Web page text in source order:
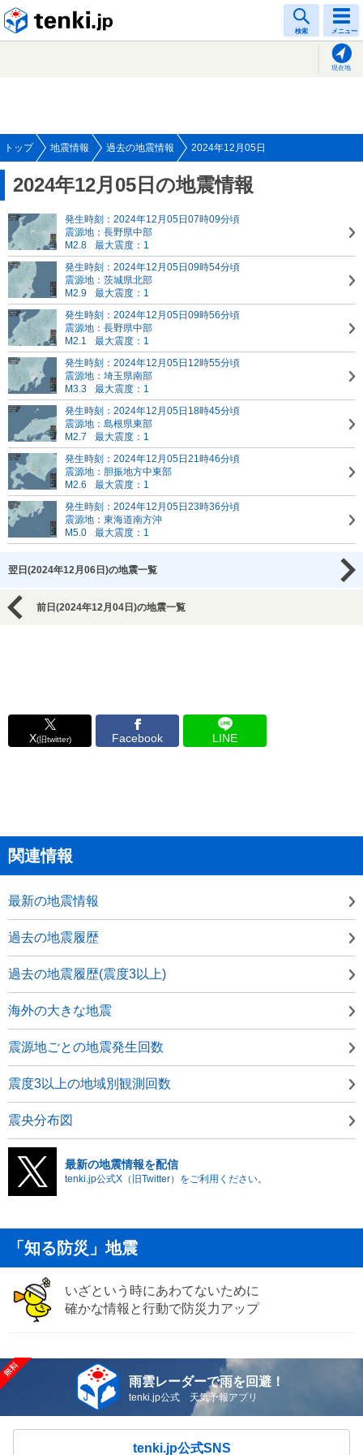
検索 メニュー
現在地
トップ 地震情報 過去の地震情報 2024年12月05日
2024年12月05日の地震情報
発生時刻：2024年12月05日07時09分頃
震源地：長野県中部
M2.8
最大震度：1
発生時刻：2024年12月05日09時54分頃
震源地：茨城県北部
M2.9
最大震度：1
発生時刻：2024年12月05日09時56分頃
震源地：長野県中部
M2.1
最大震度：1
発生時刻：2024年12月05日12時55分頃
震源地：埼玉県南部
M3.3
最大震度：1
発生時刻：2024年12月05日18時45分頃
震源地：島根県東部
M2.7
最大震度：1
発生時刻：2024年12月05日21時46分頃
震源地：胆振地方中東部
M2.6
最大震度：1
発生時刻：2024年12月05日23時36分頃
震源地：東海道南方沖
M5.0
最大震度：1
翌日(2024年12月06日)の地震一覧
前日(2024年12月04日)の地震一覧
X(旧twitter) Facebook LINE
関連情報
最新の地震情報
過去の地震履歴
過去の地震履歴(震度3以上)
海外の大きな地震
震源地ごとの地震発生回数
震度3以上の地域別観測回数
震央分布図
最新の地震情報を配信
tenki.jp公式X（旧Twitter）をご利用ください。
「知る防災」地震
いざという時にあわてないために
確かな情報と行動で防災力アップ
雨雲レーダーで雨を回避！
tenki.jp公式 天気予報アプリ
tenki.jp公式SNS